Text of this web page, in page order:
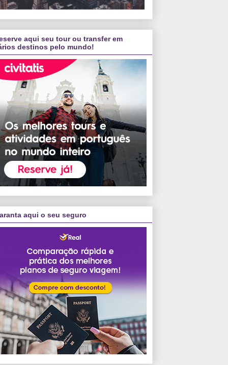
aqui seu tour ou transfer em
destinos pelo mundo!
aqui o seu seguro